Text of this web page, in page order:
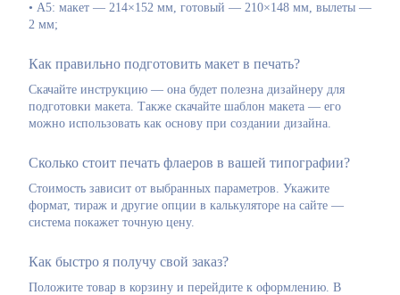
• А5: макет — 214×152 мм, готовый — 210×148 мм, вылеты —
2 мм;
Как правильно подготовить макет в печать?
Скачайте инструкцию — она будет полезна дизайнеру для
подготовки макета. Также скачайте шаблон макета — его
можно использовать как основу при создании дизайна.
Сколько стоит печать флаеров в вашей типографии?
Стоимость зависит от выбранных параметров. Укажите
формат, тираж и другие опции в калькуляторе на сайте —
система покажет точную цену.
Как быстро я получу свой заказ?
Положите товар в корзину и перейдите к оформлению. В